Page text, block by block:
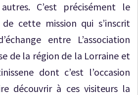
C’est précisément le
cette mission qui s’inscrit
entre L’association
de la région de la Lorraine et
dont c’est l’occasion
découvrir à ces visiteurs la